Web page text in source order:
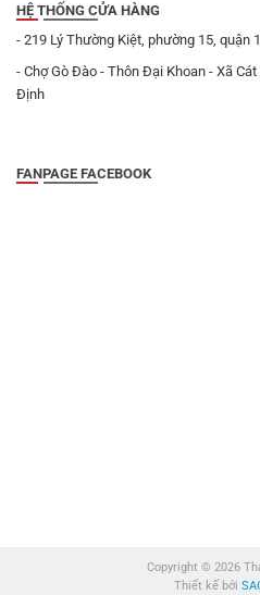
HỆ THỐNG CỬA HÀNG
- 219 Lý Thường Kiệt, phường 15, quận
- Chợ Gò Đào - Thôn Đại Khoan - Xã
Định
FANPAGE FACEBOOK
Copyright © 2026
Thiết kế bởi